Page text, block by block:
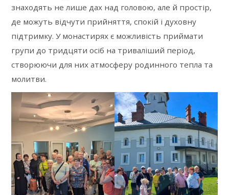
знаходять не лише дах над головою, але й простір,
де можуть відчути прийняття, спокій і духовну
підтримку. У монастирях є можливість приймати
групи до тридцяти осіб на триваліший період,
створюючи для них атмосферу родинного тепла та
молитви.